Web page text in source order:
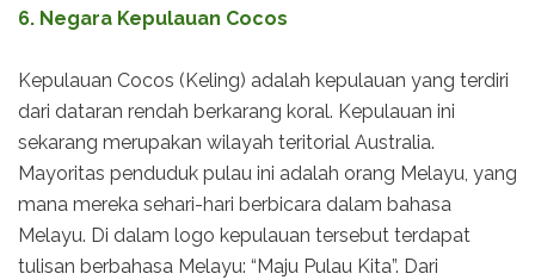
6. Negara Kepulauan Cocos
Kepulauan Cocos (Keling) adalah kepulauan yang terdiri
dari dataran rendah berkarang koral. Kepulauan ini
sekarang merupakan wilayah teritorial Australia.
Mayoritas penduduk pulau ini adalah orang Melayu, yang
mana mereka sehari-hari berbicara dalam bahasa
Melayu. Di dalam logo kepulauan tersebut terdapat
tulisan berbahasa Melayu: “Maju Pulau Kita”. Dari